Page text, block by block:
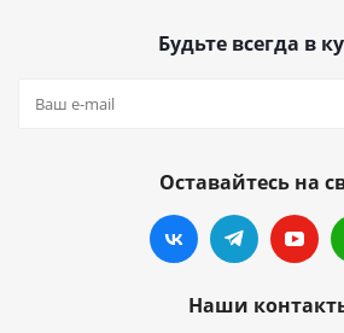
Будьте всегда в
Оставайтесь на
Наши